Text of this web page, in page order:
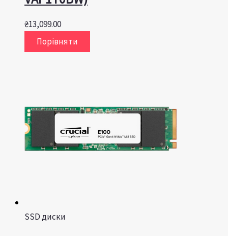
₴13,099.00
Порівняти
SSD диски